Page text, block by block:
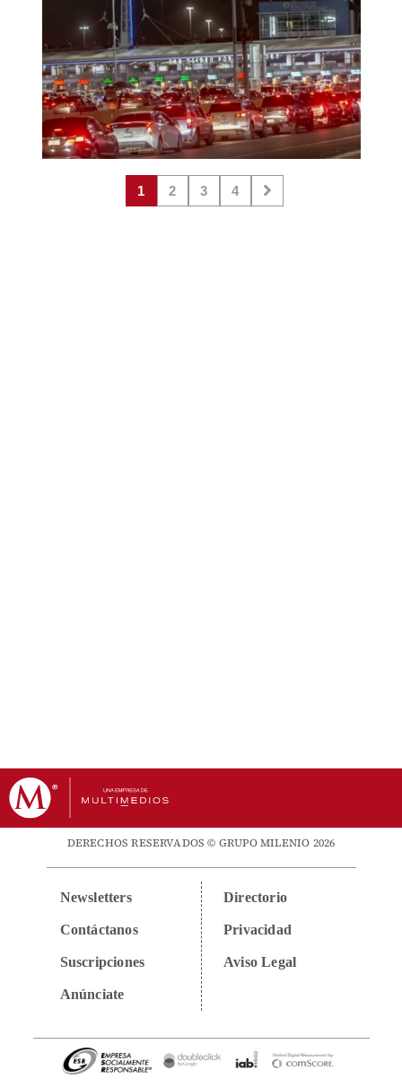
1 2 3 4
DERECHOS RESERVADOS © GRUPO MILENIO 2026
Newsletters
Contáctanos
Suscripciones
Anúnciate
Directorio
Privacidad
Aviso Legal